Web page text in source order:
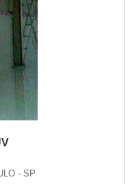
Calhas; Rufos;
EM
DE
outro trabalho
- SP